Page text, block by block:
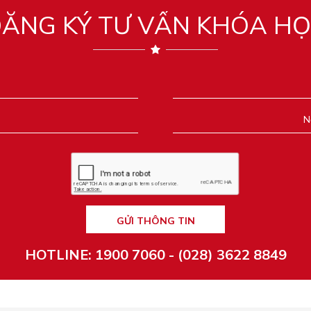
KÝ TƯ VẤN KHÓA
GỬI THÔNG TIN
HOTLINE: 1900 7060 - (028) 3622 8849